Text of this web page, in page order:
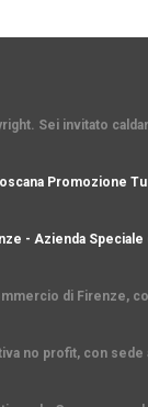
Sei invitato
Promozione
- Azienda
di Firenze,
no profit, con sede